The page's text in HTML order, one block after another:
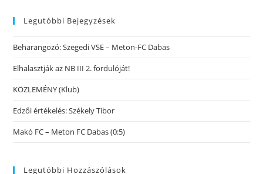
Legutóbbi Bejegyzések
Beharangozó: Szegedi VSE – Meton-FC Dabas
Elhalasztják az NB III 2. fordulóját!
KÖZLEMÉNY (Klub)
Edzői értékelés: Székely Tibor
Makó FC – Meton FC Dabas (0:5)
Legutóbbi Hozzászólások